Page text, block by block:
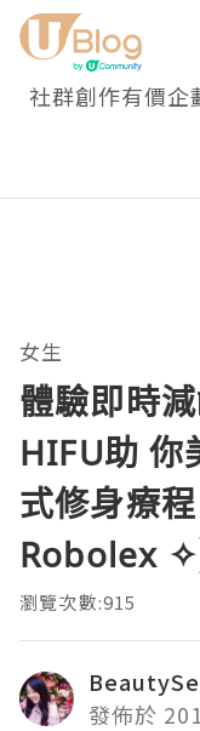
社群創作有價企
女生
體驗即時
HIFU助
式修身療
Robolex
瀏覽次數:915
發佈於